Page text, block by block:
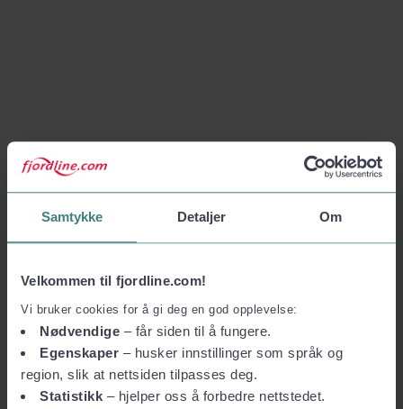
Samtykke Detaljer Om
Velkommen til fjordline.com!
Vi bruker cookies for å gi deg en god opplevelse:
Nødvendige – får siden til å fungere.
Egenskaper – husker innstillinger som språk og
region, slik at nettsiden tilpasses deg.
Statistikk – hjelper oss å forbedre nettstedet.